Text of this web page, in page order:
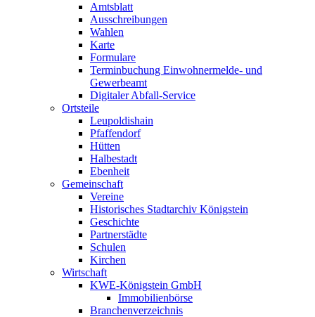
Amtsblatt
Ausschreibungen
Wahlen
Karte
Formulare
Terminbuchung Einwohnermelde- und
Gewerbeamt
Digitaler Abfall-Service
Ortsteile
Leupoldishain
Pfaffendorf
Hütten
Halbestadt
Ebenheit
Gemeinschaft
Vereine
Historisches Stadtarchiv Königstein
Geschichte
Partnerstädte
Schulen
Kirchen
Wirtschaft
KWE-Königstein GmbH
Immobilienbörse
Branchenverzeichnis